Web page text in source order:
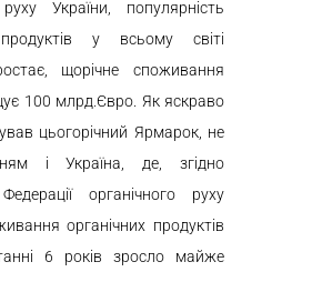
України, популярність
у всьому світі
щорічне споживання
100 млрд.Євро. Як яскраво
цьогорічний Ярмарок, не
і Україна, де, згідно
органічного руху
органічних продуктів
6 років зросло майже